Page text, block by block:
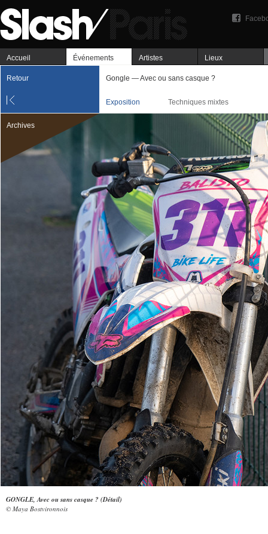
Accueil Événements Artistes Lieux
Retour Gongle — Avec ou sans casque ?
Exposition Techniques mixtes
Archives
GONGLE, Avec ou sans casque ? (Détail)
© Maya Bostvironnois